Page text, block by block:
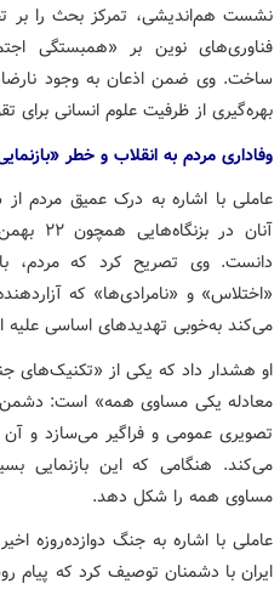
نشست هم‌اندیشی، تمرکز بحث را بر
فناوری‌های نوین بر «همبستگی
ساخت. وی ضمن اذعان به وجود
بهره‌گیری از ظرفیت علوم انسانی برای
وفاداری مردم به انقلاب و خطر
عاملی با اشاره به درک عمیق مردم
آنان
دانست. وی تصریح کرد که مردم،
«اختلاس» و «نامرادی‌ها» که
می‌کند به‌خوبی تهدیدهای اساسی
او هشدار داد که یکی از «تکنیک‌های
معادله یکی مساوی همه» است: دشمن
تصویری عمومی و فراگیر می‌سازد و آن
می‌کند. هنگامی که این بازنمایی
مساوی همه را شکل دهد.
عاملی با اشاره به جنگ دوازده‌روزه
ایران با دشمنان توصیف کرد که پیام